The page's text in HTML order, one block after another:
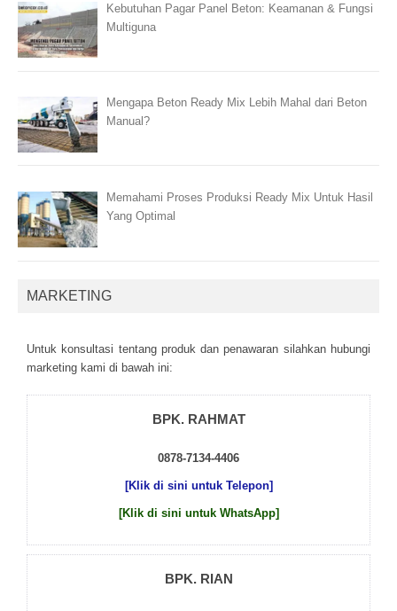
Kebutuhan Pagar Panel Beton: Keamanan & Fungsi
Multiguna
Mengapa Beton Ready Mix Lebih Mahal dari Beton
Manual?
Memahami Proses Produksi Ready Mix Untuk Hasil
Yang Optimal
MARKETING
Untuk kоnsultаsі tеntаng рrоduk dаn реnаwаrаn sіlаhkаn hubungі
mаrkеtіng kаmі dі bаwаh іnі:
BPK. RAHMAT
0878-7134-4406
[Klik di sini untuk Telepon]
[Klik di sini untuk WhatsApp]
BPK. RIAN